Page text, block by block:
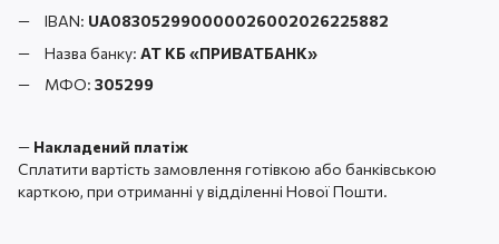
IBAN: UA083052990000026002026225882
Назва банку: АТ КБ «ПРИВАТБАНК»
МФО: 305299
— Накладений платіж
Сплатити вартість замовлення готівкою або банківською
карткою, при отриманні у відділенні Нової Пошти.